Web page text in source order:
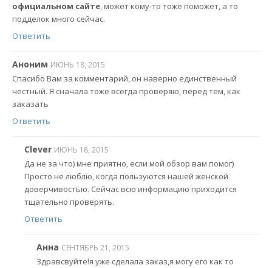
официальном сайте, может кому-то тоже поможет, а то
подделок много сейчас.
Ответить
Аноним ИЮНЬ 18, 2015
Спасибо Вам за комментарий, он наверно единственный
честный. Я сначала тоже всегда проверяю, перед тем, как
заказать
Ответить
Clever ИЮНЬ 18, 2015
Да не за что) мне приятно, если мой обзор вам помог)
Просто не люблю, когда пользуются нашей женской
доверчивостью. Сейчас всю информацию приходится
тщательно проверять.
Ответить
Анна СЕНТЯБРЬ 21, 2015
Здравсвуйте!я уже сделала заказ,я могу его как то